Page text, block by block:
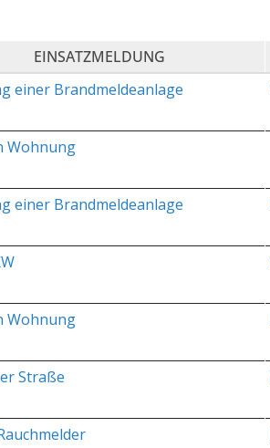
EINSATZMELDUNG
einer Brandmeldeanlage
Wohnung
einer Brandmeldeanlage
Wohnung
Straße